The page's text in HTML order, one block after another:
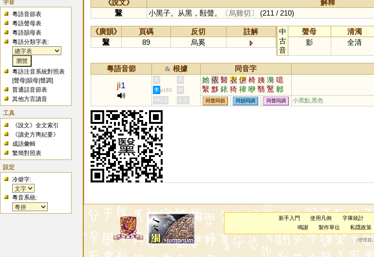
字音
粵語音節表
粵語聲母表
粵語韻母表
粵語分類字表:
粵語注音系統對照表
[聲母 |韻母 |聲調]
普通話音節表
其他方言讀音
工具
《說文》全文索引
《讀史方輿紀要》
成語彙輯
繁簡對照表
設定
冷僻字:
粵音系統:
《說文》 解釋
黳
小黑子。从黑，殹聲。 〔烏雞切〕 (211 / 210)
《廣韻》 頁碼 反切
註解
黳
89 烏奚
中
古
音
聲母 清濁
影
全清
粵語音節 & 根據 同音字
ji1
黃 周 她 依 醫 衣 伊 椅 姨 漪 噫
繄 黟 銥 猗 禕 咿 翳 鷖 郼
稦 檹 洢 毉 瑿 嫛 蛜 欹
李 p163
何
HKLS
人文 同聲同韻 同韻同調 同聲同調 小黑點;黑色
新手入門 使用凡例 字庫統計
鳴謝
製作單位 私隱政策
（管理員 ）